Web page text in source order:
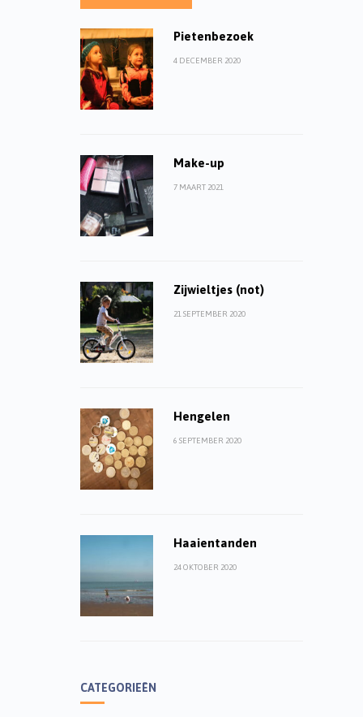
Pietenbezoek
4 DECEMBER 2020
Make-up
7 MAART 2021
Zijwieltjes (not)
21 SEPTEMBER 2020
Hengelen
6 SEPTEMBER 2020
Haaientanden
24 OKTOBER 2020
CATEGORIEËN